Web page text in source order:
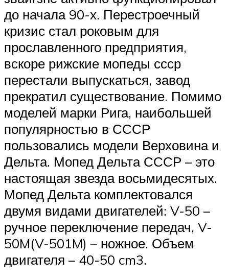
до начала 90-х. Перестроечный
кризис стал роковым для
прославленного предприятия,
вскоре рижские мопеды ссср
перестали выпускаться, завод
прекратил существование. Помимо
моделей марки Рига, наибольшей
популярностью в СССР
пользовались модели Верховина и
Дельта. Мопед Дельта СССР – это
настоящая звезда восьмидесятых.
Мопед Дельта комплектовался
двумя видами двигателей: V-50 –
ручное переключение передач, V-
50M(V-501M) – ножное. Объем
двигателя – 40-50 cm3.